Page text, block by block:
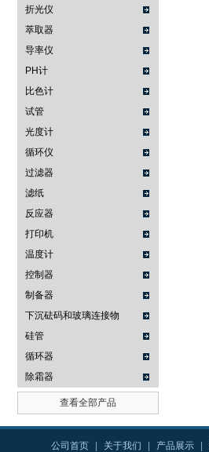
折光仪
萃取器
导率仪
PH计
比色计
试管
光度计
循环仪
过滤器
滤纸
反应器
打印机
温度计
控制器
制备器
下沉砝码和玻璃连接物
硅管
循环器
除霜器
查看全部产品
公司首页 关于我们 产品展示